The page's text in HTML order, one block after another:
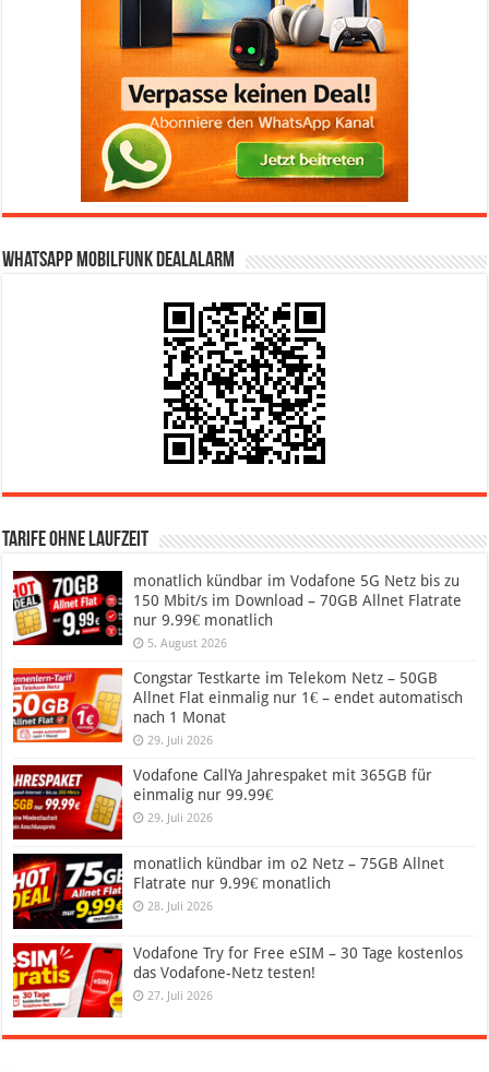
WhatsApp Mobilfunk DealAlarm
Tarife ohne Laufzeit
monatlich kündbar im Vodafone 5G Netz bis zu
150 Mbit/s im Download – 70GB Allnet Flatrate
nur 9.99€ monatlich
5. August 2026
Congstar Testkarte im Telekom Netz – 50GB
Allnet Flat einmalig nur 1€ – endet automatisch
nach 1 Monat
29. Juli 2026
Vodafone CallYa Jahrespaket mit 365GB für
einmalig nur 99.99€
29. Juli 2026
monatlich kündbar im o2 Netz – 75GB Allnet
Flatrate nur 9.99€ monatlich
28. Juli 2026
Vodafone Try for Free eSIM – 30 Tage kostenlos
das Vodafone-Netz testen!
27. Juli 2026